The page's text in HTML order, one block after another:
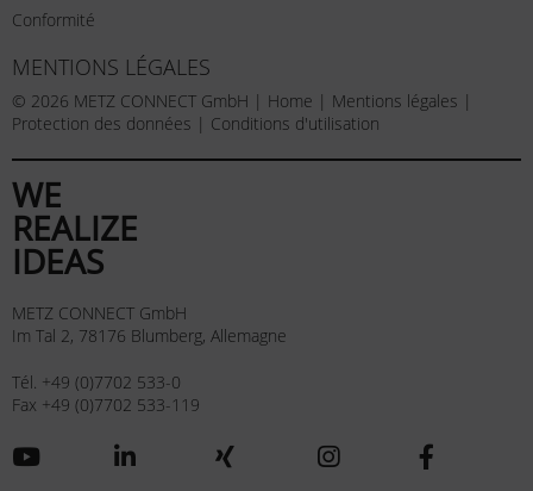
Conformité
MENTIONS LÉGALES
© 2026 METZ CONNECT GmbH | Home | Mentions légales |
Protection des données | Conditions d'utilisation
WE
REALIZE
IDEAS
METZ CONNECT GmbH
Im Tal 2, 78176 Blumberg, Allemagne
Tél. +49 (0)7702 533-0
Fax +49 (0)7702 533-119